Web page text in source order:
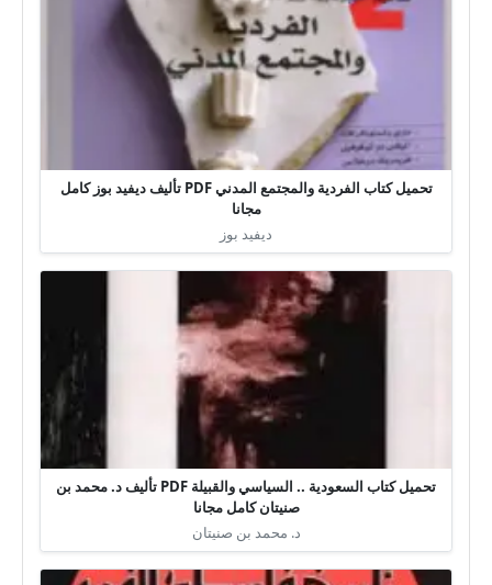
تحميل كتاب الفردية والمجتمع المدني PDF تأليف ديفيد بوز كامل
مجانا
ديفيد بوز
تحميل كتاب السعودية .. السياسي والقبيلة PDF تأليف د. محمد بن
صنيتان كامل مجانا
د. محمد بن صنيتان